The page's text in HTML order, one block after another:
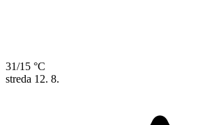
31/15 °C
streda 12. 8.